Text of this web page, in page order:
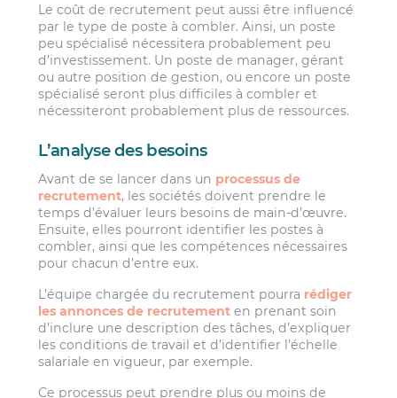
Le coût de recrutement peut aussi être influencé
par le type de poste à combler. Ainsi, un poste
peu spécialisé nécessitera probablement peu
d’investissement. Un poste de manager, gérant
ou autre position de gestion, ou encore un poste
spécialisé seront plus difficiles à combler et
nécessiteront probablement plus de ressources.
L’analyse des besoins
Avant de se lancer dans un processus de
recrutement, les sociétés doivent prendre le
temps d’évaluer leurs besoins de main-d’œuvre.
Ensuite, elles pourront identifier les postes à
combler, ainsi que les compétences nécessaires
pour chacun d’entre eux.
L’équipe chargée du recrutement pourra rédiger
les annonces de recrutement en prenant soin
d’inclure une description des tâches, d’expliquer
les conditions de travail et d’identifier l’échelle
salariale en vigueur, par exemple.
Ce processus peut prendre plus ou moins de